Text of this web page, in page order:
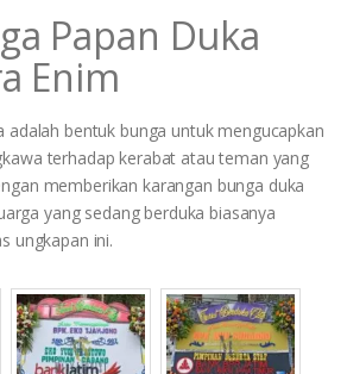
Papan Duka
Enim
adalah bentuk bunga untuk mengucapkan
terhadap kerabat atau teman yang
memberikan karangan bunga duka
yang sedang berduka biasanya
ungkapan ini.